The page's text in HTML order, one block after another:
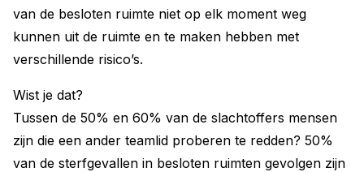
van de besloten ruimte niet op elk moment weg
kunnen uit de ruimte en te maken hebben met
verschillende risico’s.
Wist je dat?
Tussen de 50% en 60% van de slachtoffers mensen
zijn die een ander teamlid proberen te redden? 50%
van de sterfgevallen in besloten ruimten gevolgen zijn